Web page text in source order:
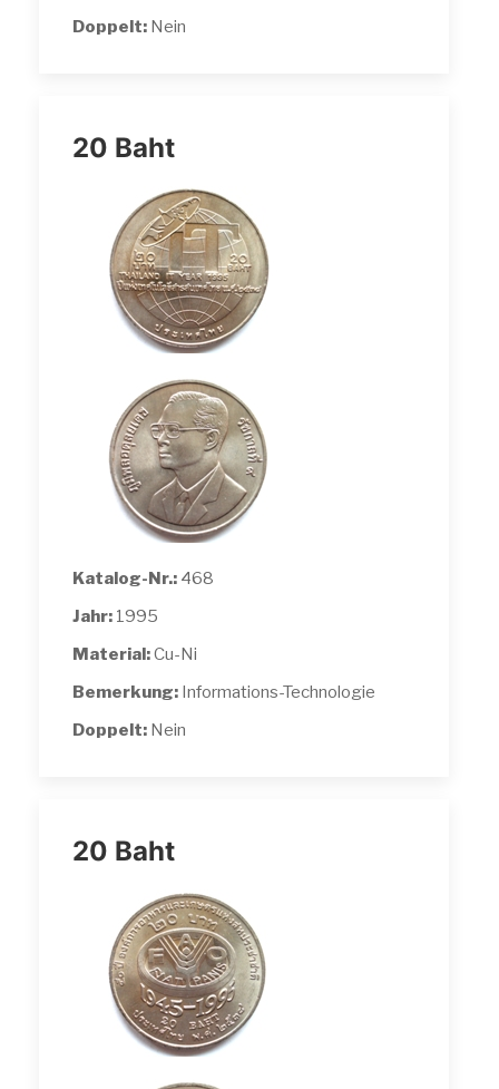
Doppelt: Nein
20 Baht
Katalog-Nr.: 468
Jahr: 1995
Material:Cu-Ni
Bemerkung: Informations-Technologie
Doppelt: Nein
20 Baht